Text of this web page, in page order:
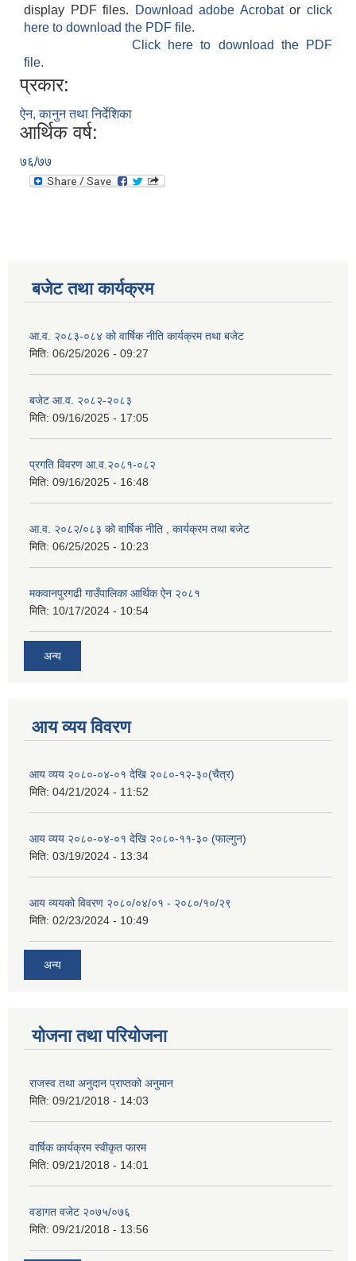
display PDF files.
Download adobe Acrobatorclick
here to download the PDF file.
Click here to download the PDF
file.
प्रकार:
ऐन, कानुन तथा निर्देशिका
आर्थिक वर्ष:
७६/७७
बजेट तथा कार्यक्रम
आ.व. २०८३-०८४ को वार्षिक नीति कार्यक्रम तथा बजेट
मिति: 06/25/2026 - 09:27
बजेट आ.व. २०८२-२०८३
मिति: 09/16/2025 - 17:05
प्रगति विवरण आ.व.२०८१-०८२
मिति: 09/16/2025 - 16:48
आ.व. २०८२/०८३ को वार्षिक नीति , कार्यक्रम तथा बजेट
मिति: 06/25/2025 - 10:23
मकवानपुरगढी गाउँपालिका आर्थिक ‌‌‌ऐन २०८१
मिति: 10/17/2024 - 10:54
अन्य
आय व्यय विवरण
आय व्यय २०८०-०४-०१ देखि २०८०-१२-३०(चैत्र)
मिति: 04/21/2024 - 11:52
आय व्यय २०८०-०४-०१ देखि २०८०-११-३० (फाल्गुन)
मिति: 03/19/2024 - 13:34
आय व्ययको विवरण २०८०/०४/०१ - २०८०/१०/२९
मिति: 02/23/2024 - 10:49
अन्य
योजना तथा परियोजना
राजस्व तथा अनुदान प्राप्तको अनुमान
मिति: 09/21/2018 - 14:03
वार्षिक कार्यक्रम स्वीकृत फारम
मिति: 09/21/2018 - 14:01
वडागत वजेट २०७५/०७६
मिति: 09/21/2018 - 13:56